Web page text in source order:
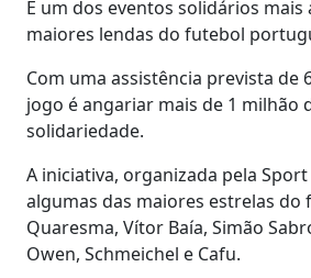
É um dos eventos solidários
maiores lendas do futebol
Com uma assistência prevista de
jogo é angariar mais de 1 milhão
solidariedade.
A iniciativa, organizada pela
algumas das maiores estrelas do
Quaresma, Vítor Baía, Simão
Owen, Schmeichel e Cafu.